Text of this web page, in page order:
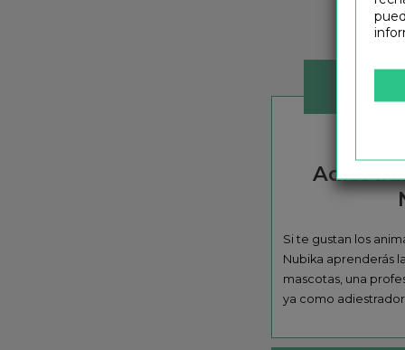
Si te gustan los
Nubika aprenderás
mascotas, una
ya como